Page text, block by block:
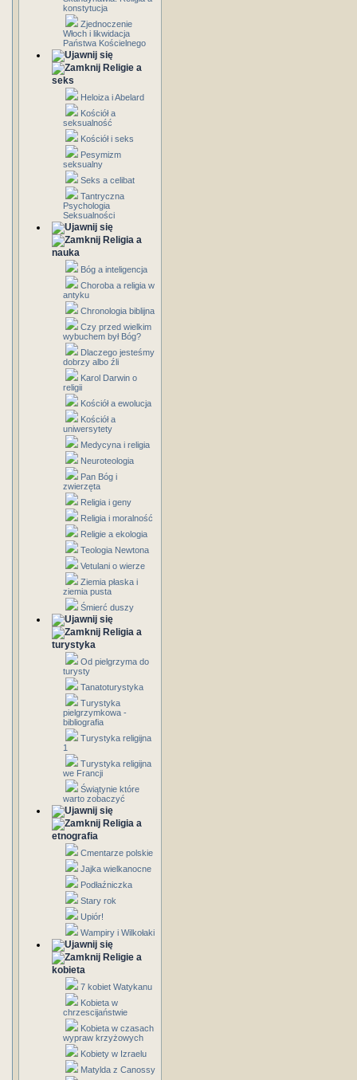
konstytucja
Zjednoczenie
Włoch i likwidacja
Państwa Kościelnego
Religie a
seks
Heloiza i Abelard
Kościół a
seksualność
Kościół i seks
Pesymizm
seksualny
Seks a celibat
Tantryczna
Psychologia
Seksualności
Religia a
nauka
Bóg a inteligencja
Choroba a religia w
antyku
Chronologia biblijna
Czy przed wielkim
wybuchem był Bóg?
Dlaczego jesteśmy
dobrzy albo źli
Karol Darwin o
religii
Kościół a ewolucja
Kościół a
uniwersytety
Medycyna i religia
Neuroteologia
Pan Bóg i
zwierzęta
Religia i geny
Religia i moralność
Religie a ekologia
Teologia Newtona
Vetulani o wierze
Ziemia płaska i
ziemia pusta
Śmierć duszy
Religia a
turystyka
Od pielgrzyma do
turysty
Tanatoturystyka
Turystyka
pielgrzymkowa -
bibliografia
Turystyka religijna
1
Turystyka religijna
we Francji
Świątynie które
warto zobaczyć
Religia a
etnografia
Cmentarze polskie
Jajka wielkanocne
Podłaźniczka
Stary rok
Upiór!
Wampiry i Wilkołaki
Religie a
kobieta
7 kobiet Watykanu
Kobieta w
chrzescijaństwie
Kobieta w czasach
wypraw krzyżowych
Kobiety w Izraelu
Matylda z Canossy